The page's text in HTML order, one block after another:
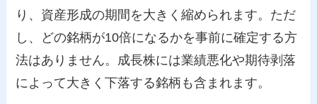
り、資産形成の期間を大きく縮められます。ただ
し、どの銘柄が10倍になるかを事前に確定する方
法はありません。成長株には業績悪化や期待剥落
によって大きく下落する銘柄も含まれます。